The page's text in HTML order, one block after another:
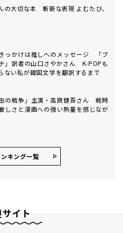
の大切な本 斬新な表現 よむたび、
っかけは推しへのメッセージ 「ブ
」訳者の山口さやかさん K-POPも
ない私が韓国文学を翻訳するまで
の戦争」主演・高良健吾さん 戦時
しさと漫画への強い熱量を感じなが
キング⼀覧
イト